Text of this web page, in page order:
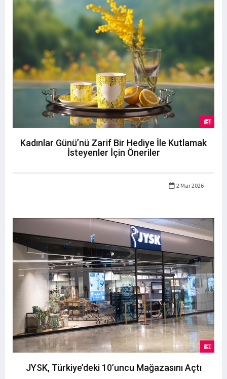
Kadınlar Günü’nü Zarif Bir Hediye İle Kutlamak
İsteyenler İçin Öneriler
2 Mar 2026
JYSK, Türkiye’deki 10’uncu Mağazasını Açtı